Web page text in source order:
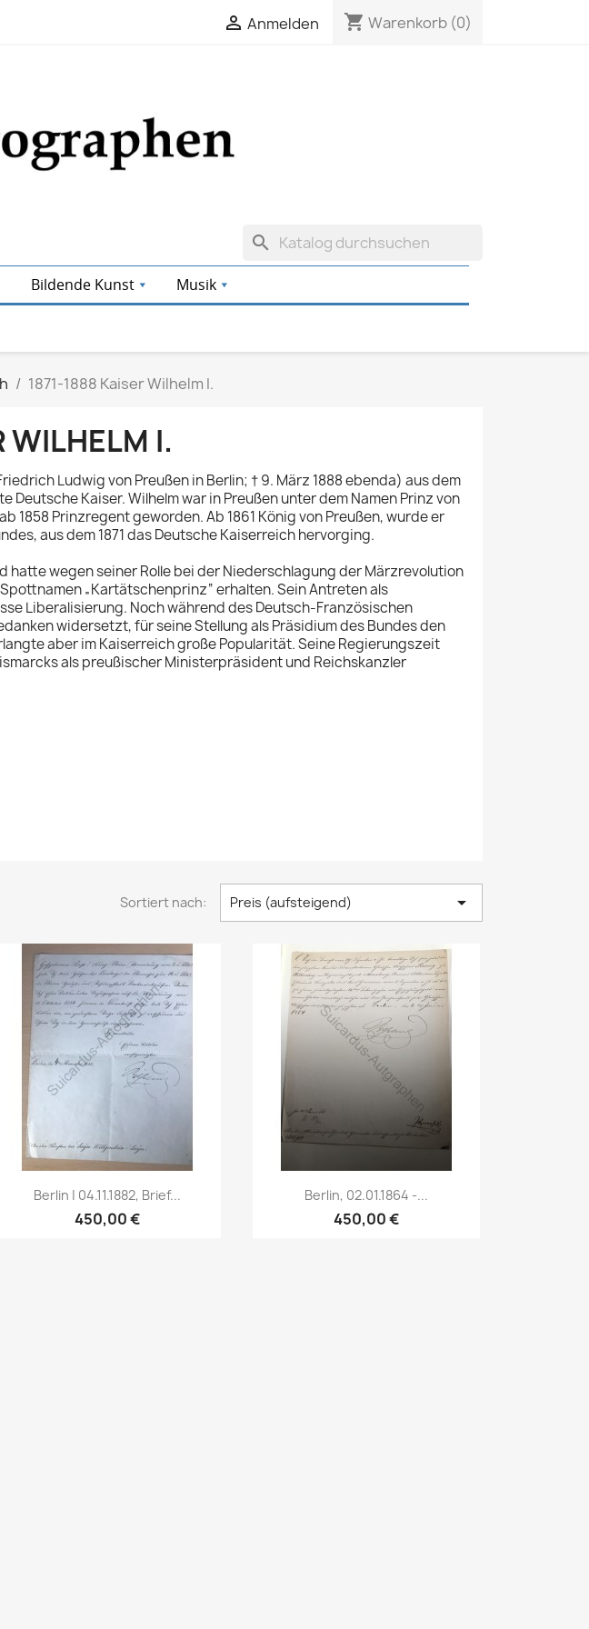
 Anmelden shopping_cart Warenkorb (0)
search
Bildende Kunst Musik
1871-1888 Kaiser Wilhelm I.
WILHELM I.
Ludwig von Preußen in Berlin; † 9. März 1888 ebenda) aus dem
Deutsche Kaiser. Wilhelm war in Preußen unter dem Namen Prinz von
1858 Prinzregent geworden. Ab 1861 König von Preußen, wurde er
aus dem 1871 das Deutsche Kaiserreich hervorging.
hatte wegen seiner Rolle bei der Niederschlagung der Märzrevolution
„Kartätschenprinz“ erhalten. Sein Antreten als
Liberalisierung. Noch während des Deutsch-Französischen
widersetzt, für seine Stellung als Präsidium des Bundes den
aber im Kaiserreich große Popularität. Seine Regierungszeit
als preußischer Ministerpräsident und Reichskanzler
Sortiert nach: Preis (aufsteigend) 
Vorschau
Berlin | 04.11.1882, Brief...
450,00 €
 Vorschau
Berlin, 02.01.1864 -...
450,00 €